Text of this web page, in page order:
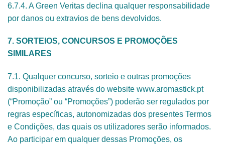
6.7.4. A Green Veritas declina qualquer responsabilidade
por danos ou extravios de bens devolvidos.
7. SORTEIOS, CONCURSOS E PROMOÇÕES
SIMILARES
7.1. Qualquer concurso, sorteio e outras promoções
disponibilizadas através do website www.aromastick.pt
(“Promoção” ou “Promoções”) poderão ser regulados por
regras específicas, autonomizadas dos presentes Termos
e Condições, das quais os utilizadores serão informados.
Ao participar em qualquer dessas Promoções, os